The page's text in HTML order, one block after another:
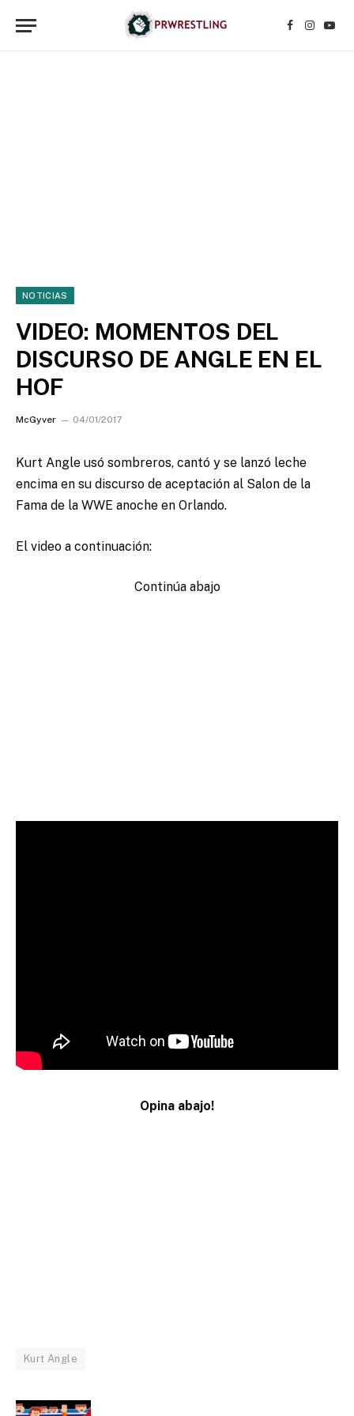
Facebook
NOTICIAS
VIDEO: MOMENTOS DEL
DISCURSO DE ANGLE EN EL
HOF
McGyver 04/01/2017
Kurt Angle usó sombreros, cantó y se lanzó leche
encima en su discurso de aceptación al Salon de la
Fama de la WWE anoche en Orlando.
El video a continuación:
Continúa abajo
Opina abajo!
Kurt Angle